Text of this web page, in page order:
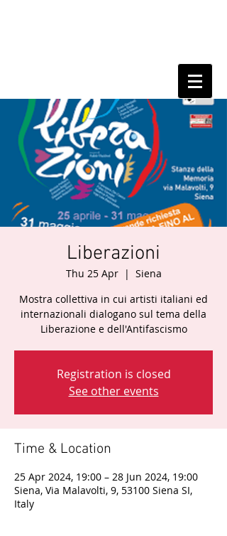
Liberazioni
Thu 25 Apr
  |
Siena
Mostra collettiva in cui artisti italiani ed
internazionali dialogano sul tema della
Liberazione e dell'Antifascismo
Registration is closed
See other events
Time & Location
25 Apr 2024, 19:00 – 28 Jun 2024, 19:00
Siena, Via Malavolti, 9, 53100 Siena SI,
Italy